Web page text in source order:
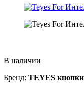
В наличии
Бренд: TEYES